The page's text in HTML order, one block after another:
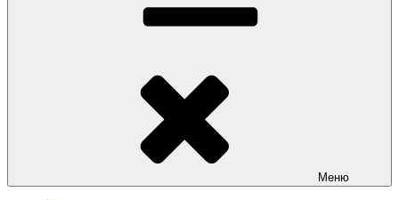
Меню